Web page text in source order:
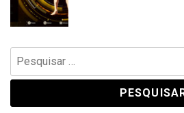
Pesquisar
por: